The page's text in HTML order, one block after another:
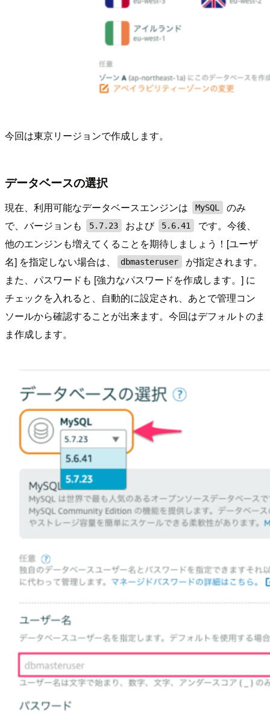
今回は東京リージョンで作成します。
データベースの選択
現在、利用可能なデータベースエンジンは MySQL
のみ
で、バージョンも
5.7.23 および 5.6.41
です。今後、
他のエンジンも増えてくることを期待しましょう！[ユーザ
名] を指定しない場合は、
dbmasteruser
が指定されます。
また、パスワードも [強力なパスワードを作成します。] に
チェックを入れると、自動的に設定され、あとで管理コン
ソールから確認することが出来ます。今回はデフォルトのま
ま作成します。